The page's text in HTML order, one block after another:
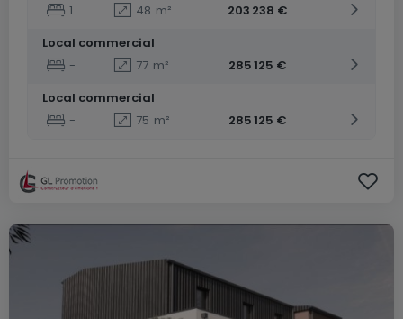
1
48 m²
203 238 €
Local commercial
-
77 m²
285 125 €
Local commercial
-
75 m² 285 125 €